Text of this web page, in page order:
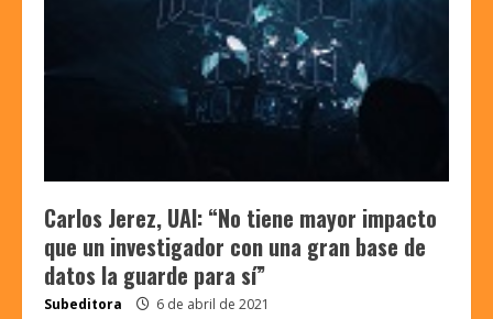
Carlos Jerez, UAI: “No tiene mayor impacto
que un investigador con una gran base de
datos la guarde para sí”
Subeditora 6 de abril de 2021